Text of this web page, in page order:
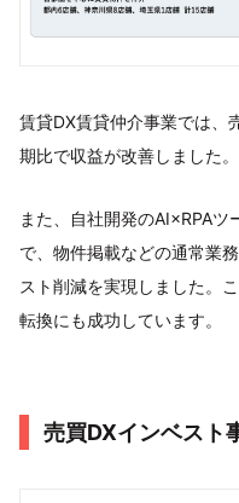
賃貸DX賃貸仲介事業では、
期比で収益が改善しました。
また、自社開発のAI×RPA
で、物件掲載などの通常業
スト削減を実現しました。
転換にも成功しています。
売買DXインベスト